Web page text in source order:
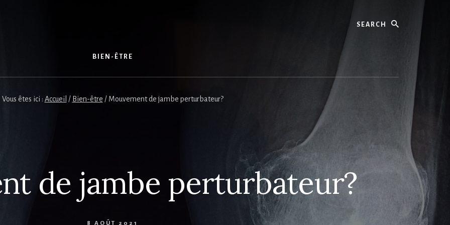
BIEN-ÊTRE
Vous êtes ici : Accueil / Bien-être /Mouvement de jambe perturbateur?
de jambe perturbateur?
8 AOÛT 2021